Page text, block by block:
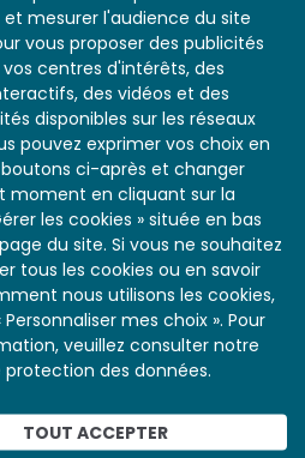
mesurer l'audience du site
vous proposer des publicités
centres d'intérêts, des
des vidéos et des
disponibles sur les réseaux
pouvez exprimer vos choix en
ci-après et changer
moment en cliquant sur la
les cookies » située en bas
du site. Si vous ne souhaitez
tous les cookies ou en savoir
nous utilisons les cookies,
mes choix ». Pour
veuillez consulter notre
des données.
TOUT ACCEPTER
dans les années 1930